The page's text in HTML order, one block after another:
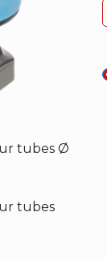
tubes Ø
tubes